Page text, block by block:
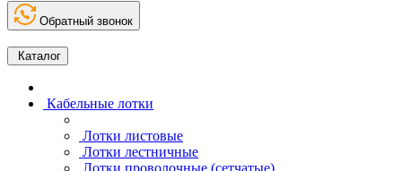
Обратный звонок
Каталог
Кабельные лотки
Лотки листовые
Лотки лестничные
Лотки проволочные (сетчатые)